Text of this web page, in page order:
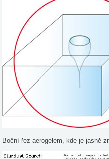
Boční řez aerogelem, kde je jasně